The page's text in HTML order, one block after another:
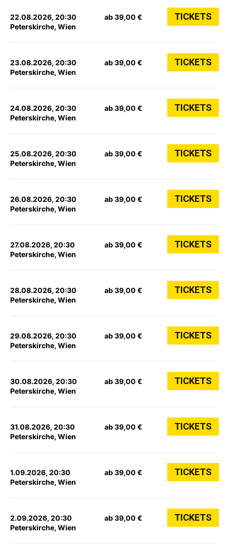
22.08.2026, 20:30
Peterskirche, Wien
ab 39,00 € TICKETS
23.08.2026, 20:30
Peterskirche, Wien
ab 39,00 € TICKETS
24.08.2026, 20:30
Peterskirche, Wien
ab 39,00 € TICKETS
25.08.2026, 20:30
Peterskirche, Wien
ab 39,00 € TICKETS
26.08.2026, 20:30
Peterskirche, Wien
ab 39,00 € TICKETS
27.08.2026, 20:30
Peterskirche, Wien
ab 39,00 € TICKETS
28.08.2026, 20:30
Peterskirche, Wien
ab 39,00 € TICKETS
29.08.2026, 20:30
Peterskirche, Wien
ab 39,00 € TICKETS
30.08.2026, 20:30
Peterskirche, Wien
ab 39,00 € TICKETS
31.08.2026, 20:30
Peterskirche, Wien
ab 39,00 € TICKETS
1.09.2026, 20:30
Peterskirche, Wien
ab 39,00 € TICKETS
2.09.2026, 20:30
Peterskirche, Wien
ab 39,00 € TICKETS